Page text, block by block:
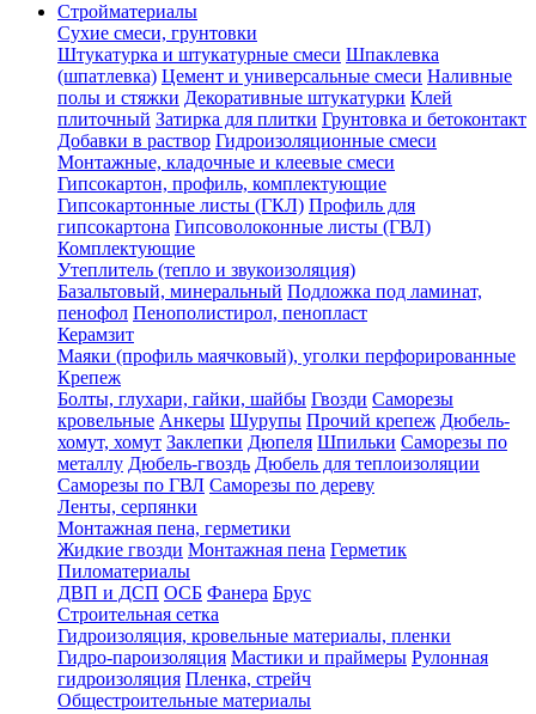
Стройматериалы
Сухие смеси, грунтовки
Штукатурка и штукатурные смеси Шпаклевка
(шпатлевка) Цемент и универсальные смеси Наливные
полы и стяжки Декоративные штукатурки Клей
плиточный Затирка для плитки Грунтовка и бетоконтакт
Добавки в раствор Гидроизоляционные смеси
Монтажные, кладочные и клеевые смеси
Гипсокартон, профиль, комплектующие
Гипсокартонные листы (ГКЛ) Профиль для
гипсокартона Гипсоволоконные листы (ГВЛ)
Комплектующие
Утеплитель (тепло и звукоизоляция)
Базальтовый, минеральный Подложка под ламинат,
пенофол Пенополистирол, пенопласт
Керамзит
Маяки (профиль маячковый), уголки перфорированные
Крепеж
Болты, глухари, гайки, шайбы Гвозди Саморезы
кровельные Анкеры Шурупы Прочий крепеж Дюбель-
хомут, хомут Заклепки Дюпеля Шпильки Саморезы по
металлу Дюбель-гвоздь Дюбель для теплоизоляции
Саморезы по ГВЛ Саморезы по дереву
Ленты, серпянки
Монтажная пена, герметики
Жидкие гвозди Монтажная пена Герметик
Пиломатериалы
ДВП и ДСП ОСБ Фанера Брус
Строительная сетка
Гидроизоляция, кровельные материалы, пленки
Гидро-пароизоляция Мастики и праймеры Рулонная
гидроизоляция Пленка, стрейч
Общестроительные материалы